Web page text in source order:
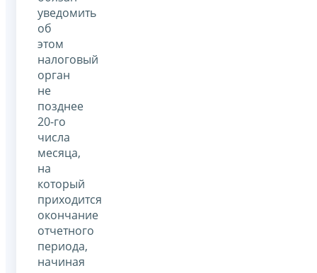
уведомить
об
этом
налоговый
орган
не
позднее
20-го
числа
месяца,
на
который
приходится
окончание
отчетного
периода,
начиная